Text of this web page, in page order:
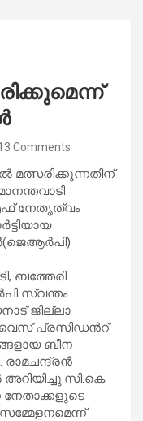
Comments
മത്സരിക്കുന്നതിന്
നേതൃത്വം
ബത്തേരി
സ്വന്തം
ജില്ലാ
വൈസ് പ്രസിഡന്‍റ്
ബീന
നേതാക്കളുടെ